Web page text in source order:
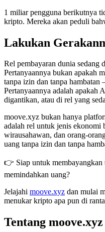
1 miliar pengguna berikutnya
kripto. Mereka akan peduli
Lakukan
Rel pembayaran dunia sedang
Pertanyaannya bukan apakah
tanpa izin dan tanpa hambatan
Pertanyaannya adalah apakah
digantikan, atau di rel yang
moove.xyz bukan hanya
adalah rel untuk jenis ekonomi
wirausahawan, dan orang-
uang tanpa izin dan tanpa
👉 Siap untuk membayangkan
memindahkan uang?
Jelajahi moove.xyz dan mulai
menukar kripto apa pun di
Tentang moove.xyz